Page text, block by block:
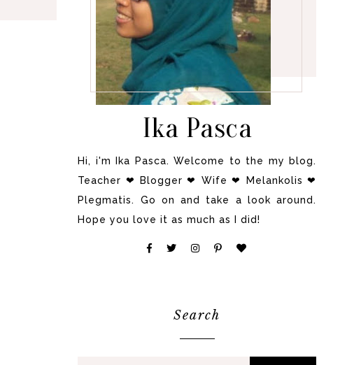
Ika Pasca
Hi, i'm Ika Pasca. Welcome to the my blog.
Teacher ❤ Blogger ❤ Wife ❤ Melankolis ❤
Plegmatis. Go on and take a look around.
Hope you love it as much as I did!
Search